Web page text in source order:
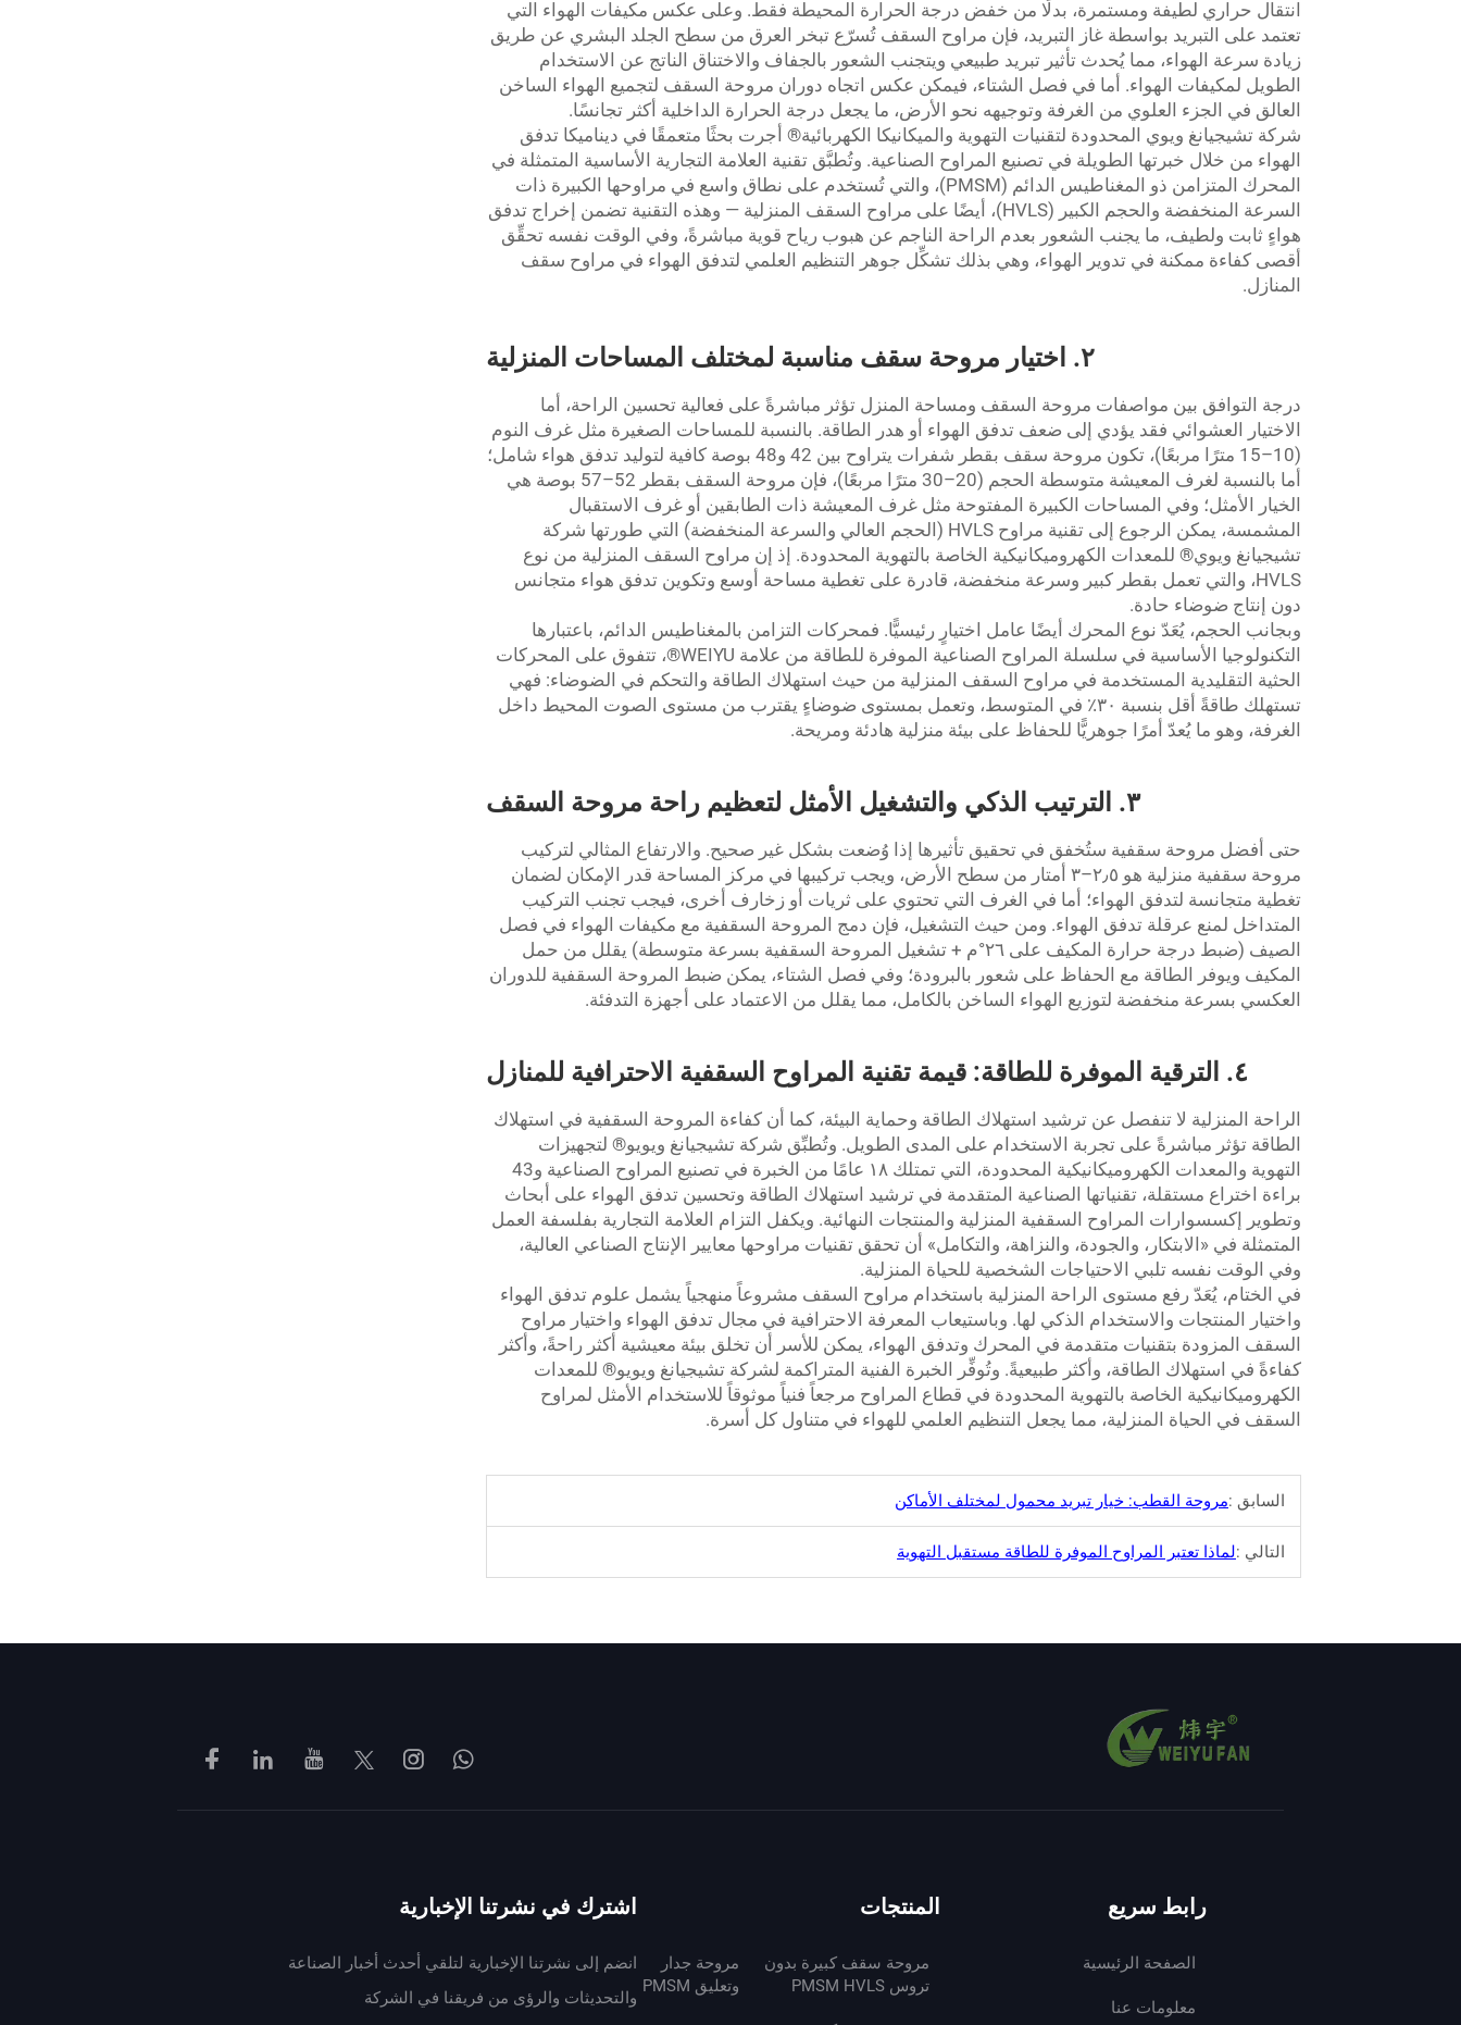
انتقال حراري لطيفة ومستمرة، بدلًا من خفض درجة الحرارة المحيطة فقط. وعلى عكس مكيفات الهواء التي
تعتمد على التبريد بواسطة غاز التبريد، فإن مراوح السقف تُسرّع تبخر العرق من سطح الجلد البشري عن طريق
زيادة سرعة الهواء، مما يُحدث تأثير تبريد طبيعي ويتجنب الشعور بالجفاف والاختناق الناتج عن الاستخدام
الطويل لمكيفات الهواء. أما في فصل الشتاء، فيمكن عكس اتجاه دوران مروحة السقف لتجميع الهواء الساخن
العالق في الجزء العلوي من الغرفة وتوجيهه نحو الأرض، ما يجعل درجة الحرارة الداخلية أكثر تجانسًا.
شركة تشيجيانغ ويوي المحدودة لتقنيات التهوية والميكانيكا الكهربائية® أجرت بحثًا متعمقًا في ديناميكا تدفق
الهواء من خلال خبرتها الطويلة في تصنيع المراوح الصناعية. وتُطبَّق تقنية العلامة التجارية الأساسية المتمثلة في
المحرك المتزامن ذو المغناطيس الدائم (PMSM)، والتي تُستخدم على نطاق واسع في مراوحها الكبيرة ذات
السرعة المنخفضة والحجم الكبير (HVLS)، أيضًا على مراوح السقف المنزلية — وهذه التقنية تضمن إخراج تدفق
هواءٍ ثابت ولطيف، ما يجنب الشعور بعدم الراحة الناجم عن هبوب رياح قوية مباشرةً، وفي الوقت نفسه تحقِّق
أقصى كفاءة ممكنة في تدوير الهواء، وهي بذلك تشكِّل جوهر التنظيم العلمي لتدفق الهواء في مراوح سقف
المنازل.
٢. اختيار مروحة سقف مناسبة لمختلف المساحات المنزلية
درجة التوافق بين مواصفات مروحة السقف ومساحة المنزل تؤثر مباشرةً على فعالية تحسين الراحة، أما
الاختيار العشوائي فقد يؤدي إلى ضعف تدفق الهواء أو هدر الطاقة. بالنسبة للمساحات الصغيرة مثل غرف النوم
(10–15 مترًا مربعًا)، تكون مروحة سقف بقطر شفرات يتراوح بين 42 و48 بوصة كافية لتوليد تدفق هواء شامل؛
أما بالنسبة لغرف المعيشة متوسطة الحجم (20–30 مترًا مربعًا)، فإن مروحة السقف بقطر 52–57 بوصة هي
الخيار الأمثل؛ وفي المساحات الكبيرة المفتوحة مثل غرف المعيشة ذات الطابقين أو غرف الاستقبال
المشمسة، يمكن الرجوع إلى تقنية مراوح HVLS (الحجم العالي والسرعة المنخفضة) التي طورتها شركة
تشيجيانغ ويوي® للمعدات الكهروميكانيكية الخاصة بالتهوية المحدودة. إذ إن مراوح السقف المنزلية من نوع
HVLS، والتي تعمل بقطر كبير وسرعة منخفضة، قادرة على تغطية مساحة أوسع وتكوين تدفق هواء متجانس
دون إنتاج ضوضاء حادة.
وبجانب الحجم، يُعَدّ نوع المحرك أيضًا عامل اختيارٍ رئيسيًّا. فمحركات التزامن بالمغناطيس الدائم، باعتبارها
التكنولوجيا الأساسية في سلسلة المراوح الصناعية الموفرة للطاقة من علامة WEIYU®، تتفوق على المحركات
الحثية التقليدية المستخدمة في مراوح السقف المنزلية من حيث استهلاك الطاقة والتحكم في الضوضاء: فهي
تستهلك طاقةً أقل بنسبة ٣٠٪ في المتوسط، وتعمل بمستوى ضوضاءٍ يقترب من مستوى الصوت المحيط داخل
الغرفة، وهو ما يُعدّ أمرًا جوهريًّا للحفاظ على بيئة منزلية هادئة ومريحة.
٣. الترتيب الذكي والتشغيل الأمثل لتعظيم راحة مروحة السقف
حتى أفضل مروحة سقفية ستُخفق في تحقيق تأثيرها إذا وُضعت بشكل غير صحيح. والارتفاع المثالي لتركيب
مروحة سقفية منزلية هو ٢٫٥–٣ أمتار من سطح الأرض، ويجب تركيبها في مركز المساحة قدر الإمكان لضمان
تغطية متجانسة لتدفق الهواء؛ أما في الغرف التي تحتوي على ثريات أو زخارف أخرى، فيجب تجنب التركيب
المتداخل لمنع عرقلة تدفق الهواء. ومن حيث التشغيل، فإن دمج المروحة السقفية مع مكيفات الهواء في فصل
الصيف (ضبط درجة حرارة المكيف على ٢٦°م + تشغيل المروحة السقفية بسرعة متوسطة) يقلل من حمل
المكيف ويوفر الطاقة مع الحفاظ على شعور بالبرودة؛ وفي فصل الشتاء، يمكن ضبط المروحة السقفية للدوران
العكسي بسرعة منخفضة لتوزيع الهواء الساخن بالكامل، مما يقلل من الاعتماد على أجهزة التدفئة.
٤. الترقية الموفرة للطاقة: قيمة تقنية المراوح السقفية الاحترافية للمنازل
الراحة المنزلية لا تنفصل عن ترشيد استهلاك الطاقة وحماية البيئة، كما أن كفاءة المروحة السقفية في استهلاك
الطاقة تؤثر مباشرةً على تجربة الاستخدام على المدى الطويل. وتُطبِّق شركة تشيجيانغ ويويو® لتجهيزات
التهوية والمعدات الكهروميكانيكية المحدودة، التي تمتلك ١٨ عامًا من الخبرة في تصنيع المراوح الصناعية و43
براءة اختراع مستقلة، تقنياتها الصناعية المتقدمة في ترشيد استهلاك الطاقة وتحسين تدفق الهواء على أبحاث
وتطوير إكسسوارات المراوح السقفية المنزلية والمنتجات النهائية. ويكفل التزام العلامة التجارية بفلسفة العمل
المتمثلة في «الابتكار، والجودة، والنزاهة، والتكامل» أن تحقق تقنيات مراوحها معايير الإنتاج الصناعي العالية،
وفي الوقت نفسه تلبي الاحتياجات الشخصية للحياة المنزلية.
في الختام، يُعَدّ رفع مستوى الراحة المنزلية باستخدام مراوح السقف مشروعاً منهجياً يشمل علوم تدفق الهواء
واختيار المنتجات والاستخدام الذكي لها. وباستيعاب المعرفة الاحترافية في مجال تدفق الهواء واختيار مراوح
السقف المزودة بتقنيات متقدمة في المحرك وتدفق الهواء، يمكن للأسر أن تخلق بيئة معيشية أكثر راحةً، وأكثر
كفاءةً في استهلاك الطاقة، وأكثر طبيعيةً. وتُوفِّر الخبرة الفنية المتراكمة لشركة تشيجيانغ ويويو® للمعدات
الكهروميكانيكية الخاصة بالتهوية المحدودة في قطاع المراوح مرجعاً فنياً موثوقاً للاستخدام الأمثل لمراوح
السقف في الحياة المنزلية، مما يجعل التنظيم العلمي للهواء في متناول كل أسرة.
السابق :مروحة القطب: خيار تبريد محمول لمختلف الأماكن
التالي :لماذا تعتبر المراوح الموفرة للطاقة مستقبل التهوية
رابط سريع
الصفحة الرئيسية
معلومات عنا
المنتجات
مروحة سقف كبيرة بدون
تروس PMSM HVLS
مروحة جدار
وتعليق PMSM
اشترك في نشرتنا الإخبارية
انضم إلى نشرتنا الإخبارية لتلقي أحدث أخبار الصناعة
والتحديثات والرؤى من فريقنا في الشركة